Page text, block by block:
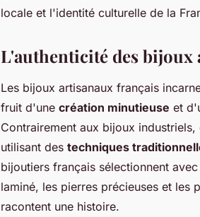
locale et l'identité culturelle de la
L'authenticité des bijoux
Les bijoux artisanaux français
fruit d'une création minutieuse et
Contrairement aux bijoux
utilisant des techniques
bijoutiers français sélectionnent
laminé, les pierres précieuses et
racontent une histoire.